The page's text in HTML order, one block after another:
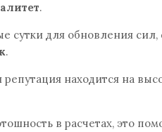
.
сутки для обновления сил,
.
репутация находится на
в расчетах, это